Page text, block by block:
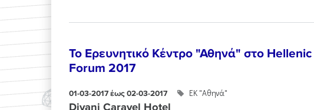
Το Ερευνητικό Κέντρο "Αθηνά" στο
Forum 2017
01-03-2017 έως 02-03-2017 ΕΚ "Αθηνά"